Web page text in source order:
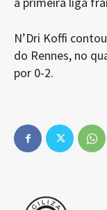
N’Dri Koffi
do Rennes, no
por 0-2.